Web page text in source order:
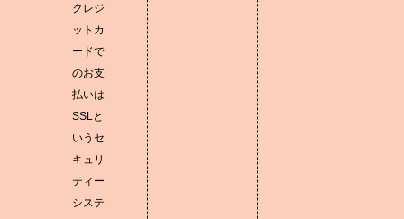
クレジ
ットカ
ードで
のお支
払いは
SSLと
いうセ
キュリ
ティー
システ